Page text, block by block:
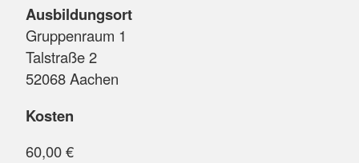
Ausbildungsort
Gruppenraum 1
Talstraße 2
52068 Aachen
Kosten
60,00 €